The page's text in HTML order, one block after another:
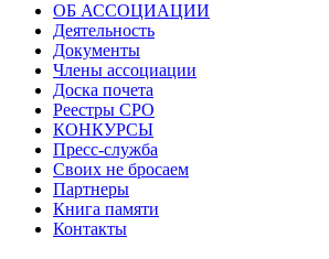
ОБ АССОЦИАЦИИ
Деятельность
Документы
Члены ассоциации
Доска почета
Реестры СРО
КОНКУРСЫ
Пресс-служба
Своих не бросаем
Партнеры
Книга памяти
Контакты